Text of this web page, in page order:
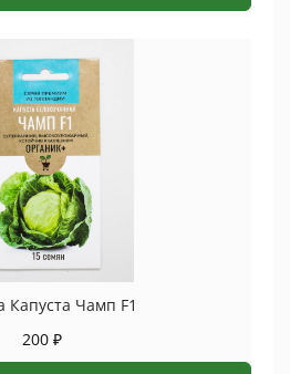
Капуста Чамп F1
200 ₽